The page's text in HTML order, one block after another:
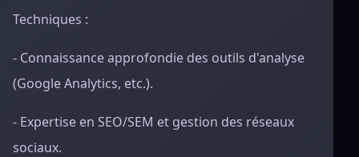
Techniques :
- Connaissance approfondie des outils d'analyse
(Google Analytics, etc.).
- Expertise en SEO/SEM et gestion des réseaux
sociaux.